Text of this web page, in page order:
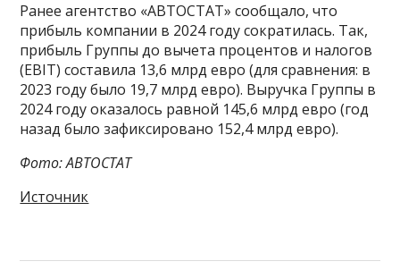
Ранее агентство «АВТОСТАТ» сообщало, что
прибыль компании в 2024 году сократилась. Так,
прибыль Группы до вычета процентов и налогов
(EBIT) составила 13,6 млрд евро (для сравнения: в
2023 году было 19,7 млрд евро). Выручка Группы в
2024 году оказалось равной 145,6 млрд евро (год
назад было зафиксировано 152,4 млрд евро).
Фото: АВТОСТАТ
Источник